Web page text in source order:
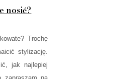
nosić?
Trochę
stylizację.
jak najlepiej